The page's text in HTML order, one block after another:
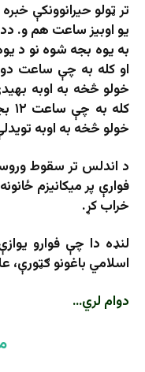
تر ټولو حیرانوونکې
یو اوبیز ساعت هم و.
به یوه بجه شوه نو د
او کله به چې ساعت
خولو څخه به اوبه
خولو څخه به اوبه
د اندلس تر سقوط
فوارې پر میکانیزم
خراب کړ.
لنډه دا چې فوارو
اسلامي باغونو ګټورې،
دوام لري…